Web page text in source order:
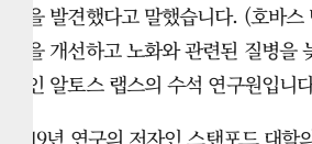
실을 발견했다고 말했습니다. (호바
강을 개선하고 노화와 관련된 질병을
사인 알토스 랩스의 수석 연구원입니
2019년 연구의 저자인 스탠포드 대